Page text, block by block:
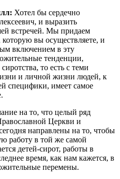
Хотел бы сердечно
и выразить
встречей. Мы придаем
которую вы осуществляете, и
включением в эту
тенденции,
то есть с теми
и личной жизни людей, к
специфики, имеет самое
на то, что целый ряд
Церкви и
направлены на то, чтобы
работу в той же самой
детей-сирот, работы в
время, как нам кажется, в
перемены.